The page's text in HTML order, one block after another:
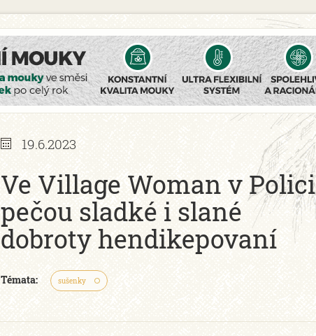
19.6.2023
Ve Village Woman v Polici
pečou sladké i slané
dobroty hendikepovaní
Témata: sušenky